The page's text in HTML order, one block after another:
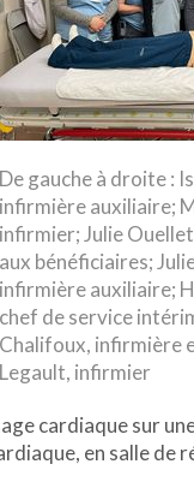
De gauche à droite :
infirmière auxiliaire;
infirmier; Julie
aux bénéficiaires;
infirmière auxiliaire;
chef de service
Chalifoux, infirmière
Legault, infirmier
cardiaque sur
en salle de